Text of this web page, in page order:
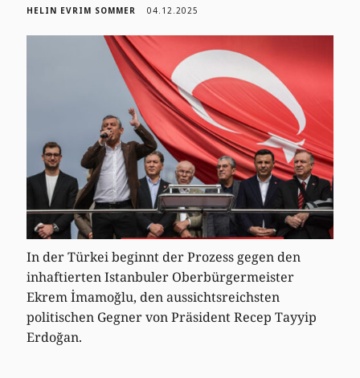
HELIN EVRIM SOMMER 04.12.2025
In der Türkei beginnt der Prozess gegen den
inhaftierten Istanbuler Oberbürgermeister
Ekrem İmamoğlu, den aussichtsreichsten
politischen Gegner von Präsident Recep Tayyip
Erdoğan.